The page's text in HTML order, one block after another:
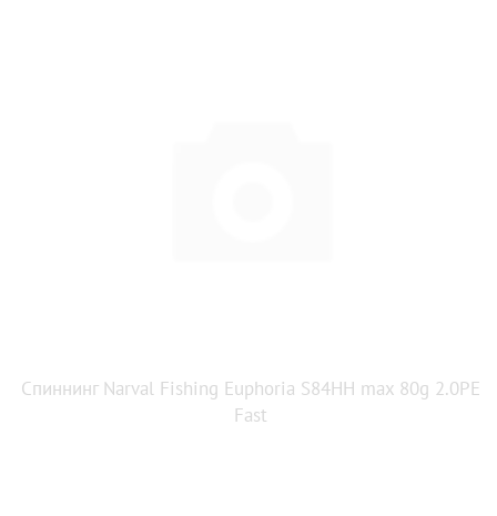
Спиннинг Narval Fishing Euphoria S84HH max 80g 2.0PE
Fast